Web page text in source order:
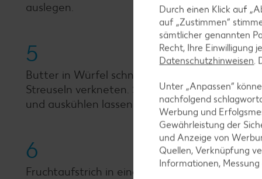
auslegen.
5
Butter in Würfel schneiden, Mandeln grob
Streuseln verkneten. Streusel auf dem
und auskühlen lassen.
6
Fruchtaufstrich in einem Topf erwärmen,
Durch einen Klick auf
auf „Zustimmen“
sämtlicher genannten
Recht, Ihre Einwilligung
Datenschutzhinweisen.
Unter „Anpassen“
nachfolgend
Werbung und
Gewährleistung der
und Anzeige von
Quellen, Verknüpfung
Informationen,